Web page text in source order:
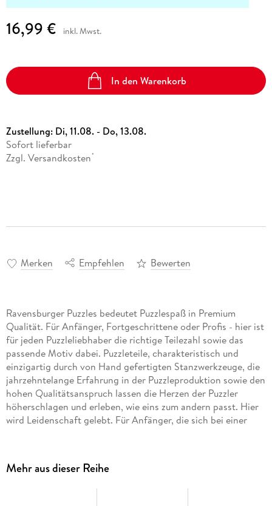
16,99 € inkl. Mwst.
In den Warenkorb
Zustellung: Di, 11.08. - Do, 13.08.
Sofort lieferbar
Zzgl. Versandkosten *
Merken Empfehlen Bewerten
Ravensburger Puzzles bedeutet Puzzlespaß in Premium
Qualität. Für Anfänger, Fortgeschrittene oder Profis - hier ist
für jeden Puzzleliebhaber die richtige Teilezahl sowie das
passende Motiv dabei. Puzzleteile, charakteristisch und
einzigartig durch von Hand gefertigten Stanzwerkzeuge, die
jahrzehntelange Erfahrung in der Puzzleproduktion sowie den
hohen Qualitätsanspruch lassen die Herzen der Puzzler
höherschlagen und erleben, wie eins zum andern passt. Hier
wird Leidenschaft gelebt. Für Anfänger, die sich bei einer
zurückschrecken. Durch die enorme Motivvielfalt im
Ravensburger Puzzle Programm steht einem unvergesslichen
Mehr aus dieser Reihe